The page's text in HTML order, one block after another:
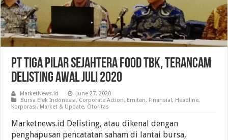
PT Tiga Pilar Sejahtera Food Tbk, Terancam
Delisting Awal Juli 2020
MarketNews.id
June 27, 2020
Bursa Efek Indonesia, Corporate Action, Emiten, Finansial, Headline,
Korporasi, Market & Update, Otoritas
Marketnews.id Delisting, atau dikenal dengan
penghapusan pencatatan saham di lantai bursa,